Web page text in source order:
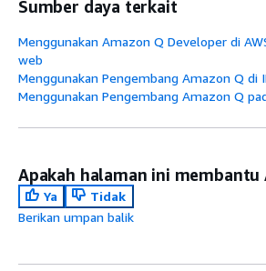
Sumber daya terkait
Menggunakan Amazon Q Developer di
web
Menggunakan Pengembang Amazon Q di
Menggunakan Pengembang Amazon Q
Apakah halaman ini membantu
Ya
Tidak
Berikan umpan balik